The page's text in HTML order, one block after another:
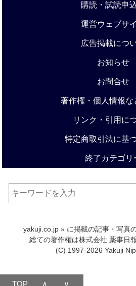
購読・試読申
運営ウェブサ
広告掲載につ
お知らせ
お問合せ
著作権・個人情報な
リンク・引用に
特定商取引法に基
終了カテゴリ
yakuji.co.jp » に掲載の記事・写真
総ての著作権は株式会社 薬事日
(C) 1997-2026 Yakuji
TOP ∧ ∨